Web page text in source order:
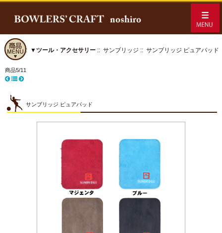
ホーム:: ▼ツール・アクセサリー :: サンブリッジ :: サンブリッジ ピュアパッド
商品5/11
サンブリッジ ピュアパッド